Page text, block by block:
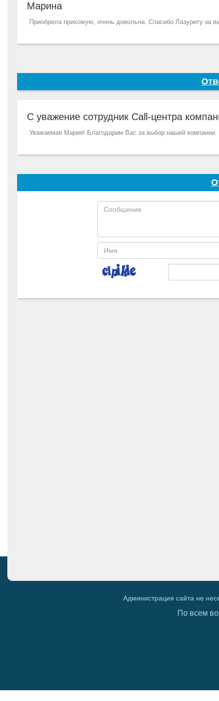
Марина
Приобрела прихожую, очень довольна. Спасибо Лазуриту за
С уважение сотрудник Call-центра
Уважаемая Мария! Благодарим Вас за выбор нашей
Администрация сайта не
По всем